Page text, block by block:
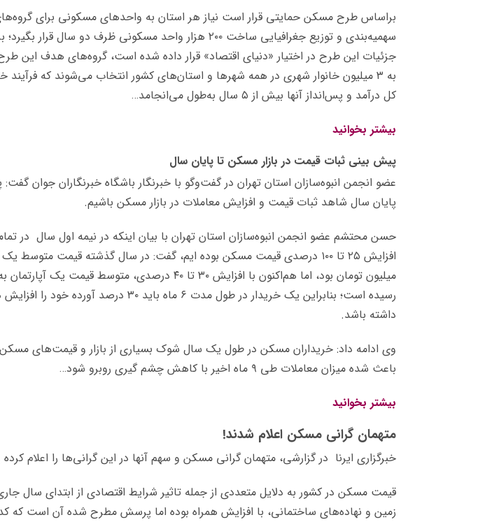
براساس طرح مسکن حمایتی قرار است نیاز هر استان به واحدهای مسکونی برای
سهمیه‌بندی و توزیع جغرافیایی ساخت ۲۰۰ هزار واحد مسکونی ظرف دو
جزئیات این طرح در اختیار «دنیای اقتصاد» قرار داده شده است، گروه‌های هدف این
به ۳ میلیون خانوار شهری در همه شهرها و استان‌های کشور انتخاب می‌شوند که فرآیند
کل درآمد و پس‌انداز آنها بیش از ۵ سال به‌طول می‌انجامد…
بیشتر بخوانید
پیش بینی ثبات قیمت در بازار مسکن تا پایان سال
عضو انجمن انبوه‌سازان استان تهران در گفت‌وگو با خبرنگار باشگاه خبرنگاران جوان
پایان سال شاهد ثبات قیمت و افزایش معاملات در بازار مسکن باشیم.
حسن محتشم عضو انجمن انبوه‌سازان استان تهران با بیان اینکه در نیمه اول سال در
رسیده است؛ بنابراین یک خریدار در طول مدت ۶ ماه باید
داشته باشد.
وی ادامه داد: خریداران مسکن در طول یک سال شوک بسیاری از بازار و قیمت‌های
باعث شده میزان معاملات طی ۹ ماه اخیر با کاهش چشم گیری روبرو شود…
بیشتر بخوانید
متهمان گرانی مسکن اعلام شدند!
خبرگزاری ایرنا در گزارشی، متهمان گرانی مسکن و سهم آنها در این گرانی‌ها را اعلام
قیمت مسکن در کشور به دلایل متعددی از جمله تاثیر شرایط اقتصادی از ابتدای سال
زمین و نهاده‌های ساختمانی، با افزایش همراه بوده اما پرسش مطرح شده آن است که